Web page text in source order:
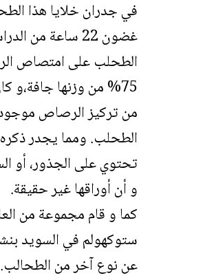
في جدران خلايا هذا
غضون 22 ساعة من
الطحلب على امتصاص
من تركيز الرصاص
الطحلب. ومما يجدر
تحتوي على الجذور، أو
و أن أوراقها غير حقيقة.
كما و قام مجموعة من
ستوكهولم في السويد
عن نوع آخر من